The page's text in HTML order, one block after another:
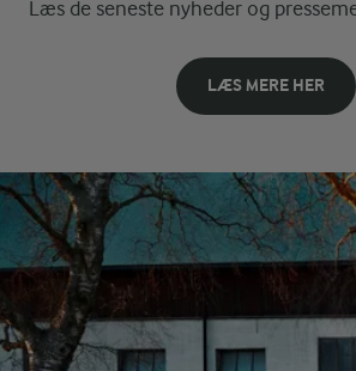
Læs de seneste nyheder og
LÆS MERE HER